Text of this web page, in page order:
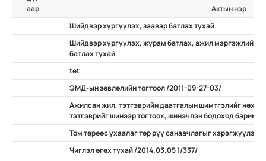
аар
Актын нэр
Шийдвэр хүргүүлэх, заавар батлах тухай
Шийдвэр хүргүүлэх, журам батлах, ажил мэргэжлийн
батлах тухай
tet
ЭМД-ын зөвлөлийн тогтоол /2011-09-27-03/
Ажилсан жил, тэтгэврийн даатгалын шимтгэлийг нөхөн
тэтгэврийг шинээр тогтоох, шинэчлэн бодоход
Том төрөөс ухаалаг төр рүү санаачлагыг хэрэгжүүлэх
Чиглэл өгөх тухай /2014.03.05 1/337/